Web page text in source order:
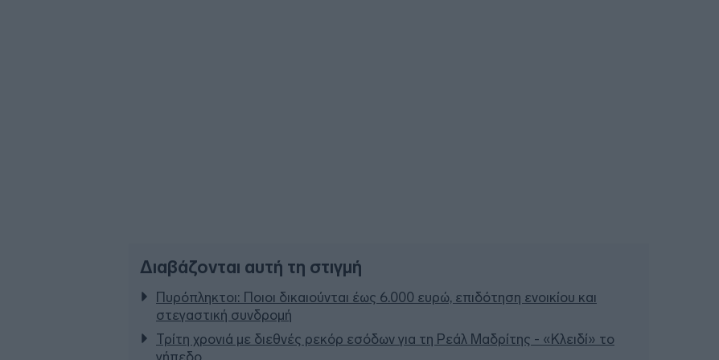
Διαβάζονται αυτή τη στιγμή
Πυρόπληκτοι: Ποιοι δικαιούνται έως 6.000 ευρώ, επιδότηση ενοικίου και
στεγαστική συνδρομή
Τρίτη χρονιά με διεθνές ρεκόρ εσόδων για τη Ρεάλ Μαδρίτης - «Κλειδί» το
γήπεδο